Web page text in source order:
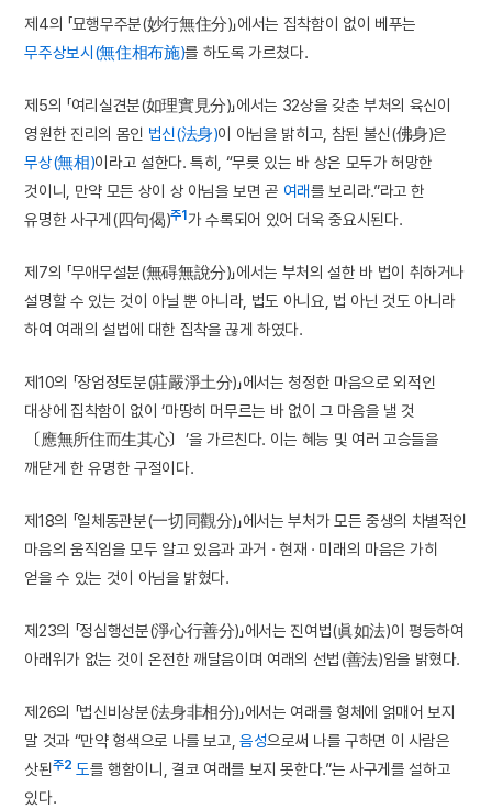
제4의 「묘행무주분(妙行無住分)」에서는 집착함이 없이 베푸는
무주상보시(無住相布施)를 하도록 가르쳤다.
제5의 「여리실견분(如理實見分)」에서는 32상을 갖춘 부처의 육신이
영원한 진리의 몸인 법신(法身)이 아님을 밝히고, 참된 불신(佛身)은
무상(無相)이라고 설한다. 특히, “무릇 있는 바 상은 모두가 허망한
것이니, 만약 모든 상이 상 아님을 보면 곧 여래를 보리라.”라고 한
유명한 사구게(四句偈)주1 가 수록되어 있어 더욱 중요시된다.
제7의 「무애무설분(無碍無說分)」에서는 부처의 설한 바 법이 취하거나
설명할 수 있는 것이 아닐 뿐 아니라, 법도 아니요, 법 아닌 것도 아니라
하여 여래의 설법에 대한 집착을 끊게 하였다.
제10의 「장엄정토분(莊嚴淨土分)」에서는 청정한 마음으로 외적인
대상에 집착함이 없이 ‘마땅히 머무르는 바 없이 그 마음을 낼 것
〔應無所住而生其心〕’을 가르친다. 이는 혜능 및 여러 고승들을
깨닫게 한 유명한 구절이다.
제18의 「일체동관분(一切同觀分)」에서는 부처가 모든 중생의 차별적인
마음의 움직임을 모두 알고 있음과 과거 · 현재 · 미래의 마음은 가히
얻을 수 있는 것이 아님을 밝혔다.
제23의 「정심행선분(淨心行善分)」에서는 진여법(眞如法)이 평등하여
아래위가 없는 것이 온전한 깨달음이며 여래의 선법(善法)임을 밝혔다.
제26의 「법신비상분(法身非相分)」에서는 여래를 형체에 얽매어 보지
말 것과 “만약 형색으로 나를 보고,음성으로써 나를 구하면 이 사람은
삿된주2 도를 행함이니, 결코 여래를 보지 못한다.”는 사구게를 설하고
있다.